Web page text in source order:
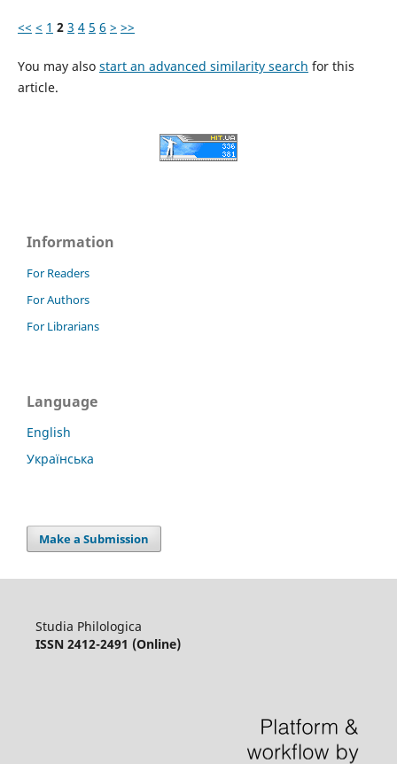
<< < 1 2 3 4 5 6 > >>
You may also start an advanced similarity search for this
article.
Information
For Readers
For Authors
For Librarians
Language
English
Українська
Make a Submission
Studia Philologica
ISSN 2412-2491 (Online)